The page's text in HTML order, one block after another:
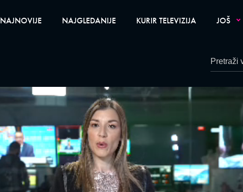
NAJNOVIJE NAJGLEDANIJE KURIR TELEVIZIJA JOŠ